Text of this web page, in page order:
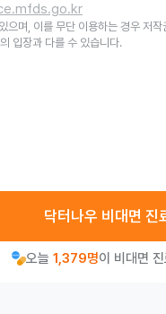
으며, 이를 무단 이용하는 경우 저
입장과 다를 수 있습니다.
닥터나우 비대면 진
오늘 1,379명이 비대면